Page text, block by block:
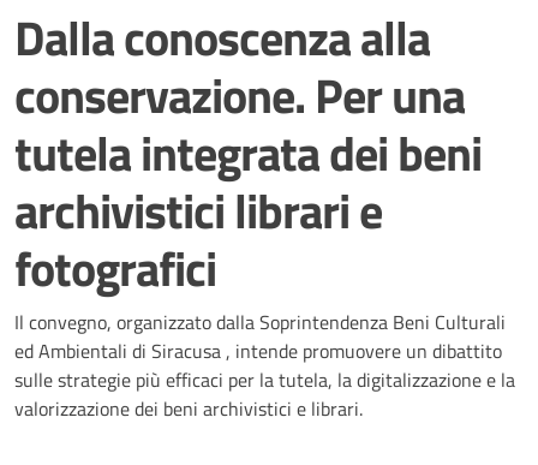
Dalla conoscenza alla
conservazione. Per una
tutela integrata dei beni
archivistici librari e
fotografici
Dettagli della notizia
Il convegno, organizzato dalla Soprintendenza Beni Culturali
ed Ambientali di Siracusa , intende promuovere un dibattito
sulle strategie più efficaci per la tutela, la digitalizzazione e la
valorizzazione dei beni archivistici e librari.